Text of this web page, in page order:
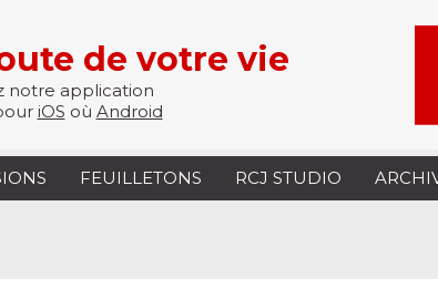
de votre vie
notre application
iOS où Android
FEUILLETONS RCJ STUDIO